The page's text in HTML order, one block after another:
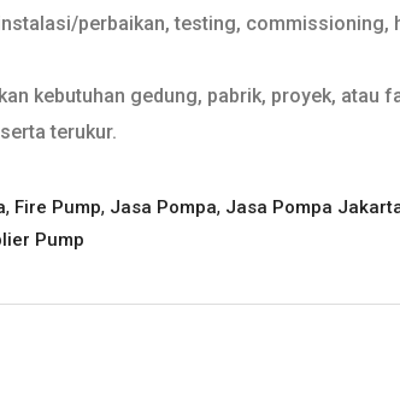
perbaikan, testing, commissioning,
kebutuhan gedung, pabrik, proyek, atau
terukur.
, Fire Pump, Jasa Pompa, Jasa Pompa
Pump